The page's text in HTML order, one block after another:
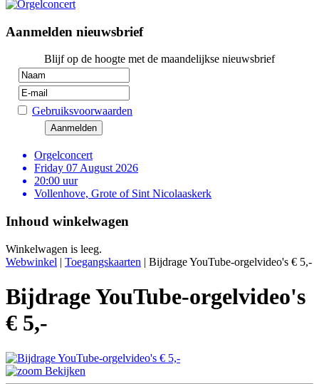
Aanmelden nieuwsbrief
Blijf op de hoogte met de maandelijkse nieuwsbrief
Gebruiksvoorwaarden
Orgelconcert
Friday 07 August 2026
20:00 uur
Vollenhove, Grote of Sint Nicolaaskerk
Inhoud winkelwagen
Winkelwagen is leeg.
Webwinkel | Toegangskaarten | Bijdrage YouTube-orgelvideo's € 5,-
Bijdrage YouTube-orgelvideo's
€ 5,-
Bekijken